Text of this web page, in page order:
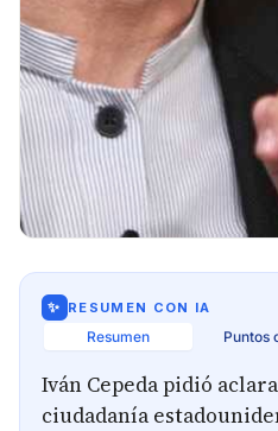
✨ RESUMEN CON IA
Resumen Puntos
Iván Cepeda pidió
ciudadanía